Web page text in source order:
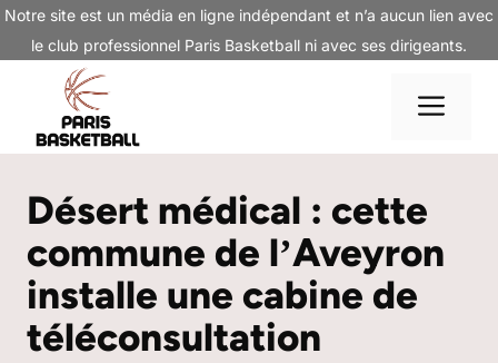
Aller
contenu
Notre site est un média en ligne indépendant et n’a aucun lien avec
le club professionnel Paris Basketball ni avec ses dirigeants.
Désert médical : cette
commune de lʼAveyron
installe une cabine de
téléconsultation